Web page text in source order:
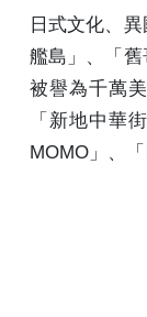
遺產「軍
築巡禮。
華街之一
髮館—工房
過。